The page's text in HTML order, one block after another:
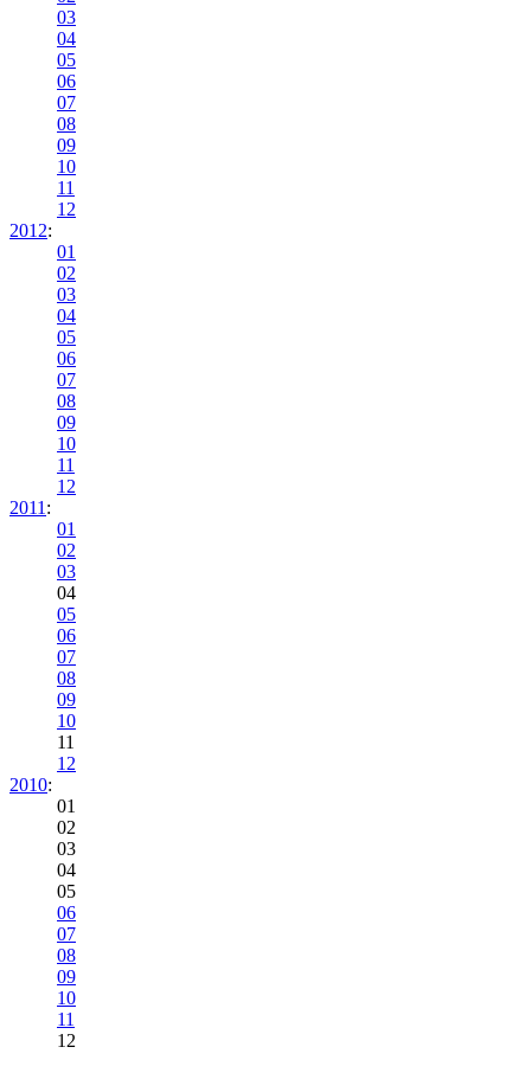
03
04
05
06
07
08
09
10
11
12
2012:
01
02
03
04
05
06
07
08
09
10
11
12
2011 :
01
02
03
04
05
06
07
08
09
10
11
12
2010:
01
02
03
04
05
06
07
08
09
10
11
12